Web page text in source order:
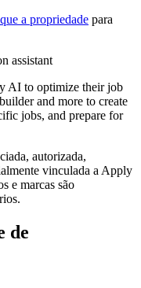
a propriedade para
assistant
AI to optimize their job
and more to create
jobs, and prepare for
autorizada,
vinculada a Apply
e marcas são
de